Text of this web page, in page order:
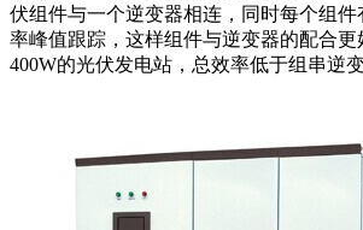
伏组件与一个逆变器相连，同时每个组
率峰值跟踪，这样组件与逆变器的配合更
400W的光伏发电站，总效率低于组串逆变